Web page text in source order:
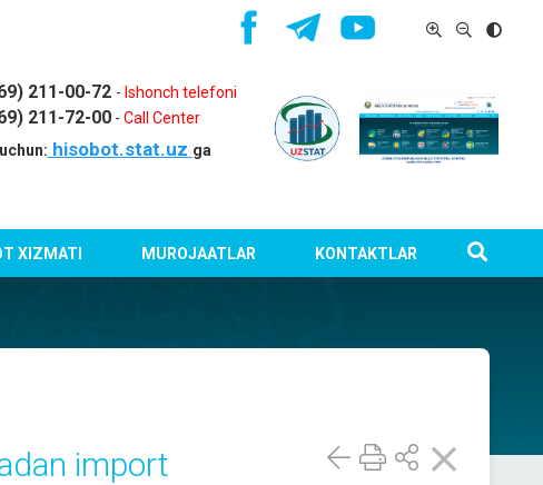
211-00-72 - Ishonch telefoni
211-72-00- Call Center
hisobot.stat.uz ga
XIZMATI MUROJAATLAR KONTAKTLAR
import